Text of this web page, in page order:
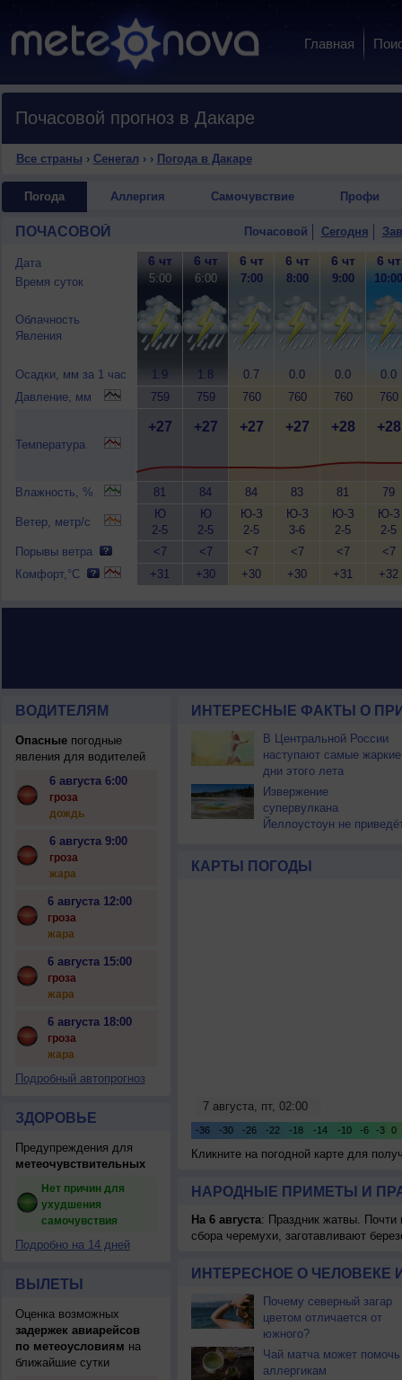
Главная
Почасовой прогноз в Дакаре
Все страны › Сенегал › › Погода в Дакаре
Погода Аллергия Самочувствие Профи
ПОЧАСОВОЙ Почасовой Сегодня
Дата
Время суток
Облачность
Явления
Осадки, мм за 1 час
Давление, мм
Температура
Влажность, %
Ветер, метр/с
Порывы ветра
Комфорт,°C
6 чт
5:00
1.9
759
+27
81
Ю
2-5
<7
+31
6 чт
6:00
1.8
759
+27
84
Ю
2-5
<7
+30
6 чт
7:00
0.7
760
+27
84
Ю-З
2-5
<7
+30
6 чт
8:00
0.0
760
+27
83
Ю-З
3-6
<7
+30
6 чт
9:00
0.0
760
+28
81
Ю-З
2-5
<7
+31
6 чт
10:00
0.0
760
+28
79
Ю-З
2-5
<7
+32
ВОДИТЕЛЯМ
Опасныепогодные
явления для водителей
6 августа 6:00
гроза
дождь
6 августа 9:00
гроза
жара
6 августа 12:00
гроза
жара
6 августа 15:00
гроза
жара
6 августа 18:00
гроза
жара
Подробный автопрогноз
ЗДОРОВЬЕ
Предупреждения для
метеочувствительных
Нет причин для
ухудшения
самочувствия
Подробно на 14 дней
ВЫЛЕТЫ
Оценка возможных
задержек авиарейсов
по метеоусловиям на
ближайшие сутки
ИНТЕРЕСНЫЕ ФАКТЫ О
В Центральной России
наступают самые жаркие
дни этого лета
Извержение
супервулкана
Йеллоустоун не
КАРТЫ ПОГОДЫ
Кликните на погодной карте для
НАРОДНЫЕ ПРИМЕТЫ И
На 6 августа: Праздник жатвы. Почти
сбора черемухи, заготавливают
ИНТЕРЕСНОЕ О ЧЕЛОВЕКЕ
Почему северный загар
цветом отличается от
южного?
Чай матча может помочь
аллергикам